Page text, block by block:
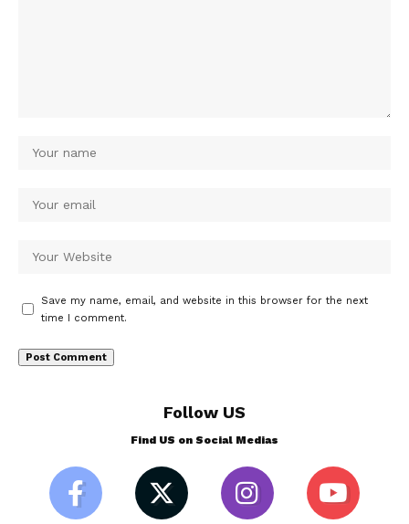
Save my name, email, and website in this browser for the next
time I comment.
Follow US
Find US on Social Medias